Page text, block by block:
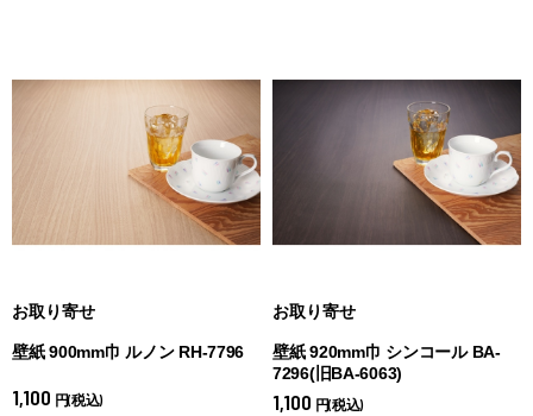
お取り寄せ
壁紙 900mm巾 ルノン RH-7796
1,100 円(税込)
お取り寄せ
壁紙 920mm巾 シンコール BA-
7296(旧BA-6063)
1,100 円(税込)